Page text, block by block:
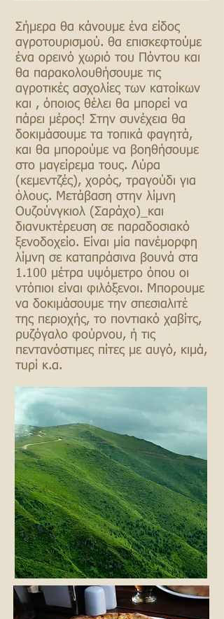
Σήμερα θα κάνουμε ένα είδος
αγροτουρισμού. θα επισκεφτούμε
ένα ορεινό χωριό του Πόντου και
θα παρακολουθήσουμε τις
αγροτικές ασχολίες των κατοίκων
και , όποιος θέλει θα μπορεί να
πάρει μέρος! Στην συνέχεια θα
δοκιμάσουμε τα τοπικά φαγητά,
και θα μπορούμε να βοηθήσουμε
στο μαγείρεμα τους. Λύρα
(κεμεντζές), χορός, τραγούδι για
όλους. Μετάβαση στην λίμνη
Ουζούνγκιολ (Σαράχο)_και
διανυκτέρευση σε παραδοσιακό
ξενοδοχείο. Είναι μία πανέμορφη
λίμνη σε καταπράσινα βουνά στα
1.100 μέτρα υψόμετρο όπου οι
ντόπιοι είναι φιλόξενοι. Μπορουμε
να δοκιμάσουμε την σπεσιαλιτέ
της περιοχής, το ποντιακό χαβίτς,
ρυζόγαλο φούρνου, ή τις
πεντανόστιμες πίτες με αυγό, κιμά,
τυρί κ.α.